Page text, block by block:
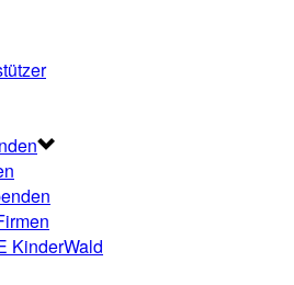
KinderWald